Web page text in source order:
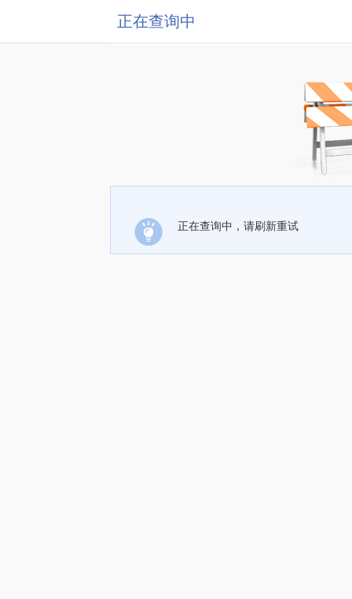
正在查询中
正在查询中，请刷新重试